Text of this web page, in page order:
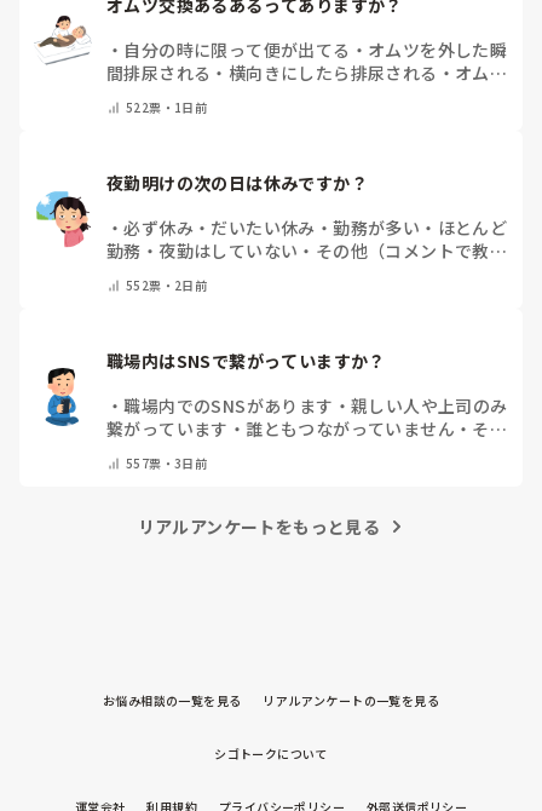
・ 自分の時に限って便が出てる ・ オムツを外した瞬
間排尿される ・ 横向きにしたら排尿される ・ オムツ
まっていると快感
522票・ 1日前
夜勤明けの次の日は休みですか？
・必ず休み・ だいたい休み ・勤務が多い ・ ほとんど
勤務 ・ 夜勤はしていない ・ その他（コメントで教え
552票・ 2日前
職場内はSNSで繋がっていますか？
・職場内でのSNSがあります ・ 親しい人や上司のみ
繋がっています ・ 誰ともつながっていません ・ その
557票・3日前
リアルアンケートをもっと見る
お悩み相談の一覧を見る リアルアンケートの一覧を見る
シゴトークについて
運営会社 利用規約 プライバシーポリシー 外部送信ポリシー